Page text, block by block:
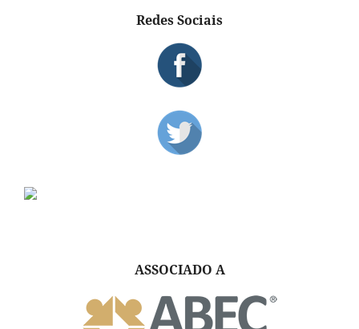
Redes Sociais
ASSOCIADO A